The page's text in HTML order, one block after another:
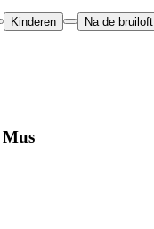
Kinderen Na de bruiloft